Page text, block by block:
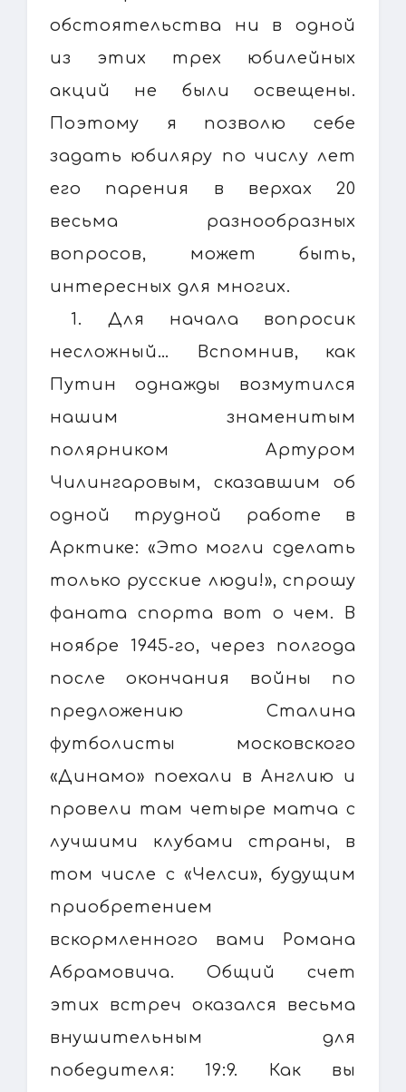
обстоятельства ни в одной
из этих трех юбилейных
акций не были освещены.
Поэтому я позволю себе
задать юбиляру по числу лет
его парения в верхах 20
весьма разнообразных
вопросов, может быть,
интересных для многих.
1. Для начала вопросик
несложный… Вспомнив, как
Путин однажды возмутился
нашим знаменитым
полярником Артуром
Чилингаровым, сказавшим об
одной трудной работе в
Арктике: «Это могли сделать
только русские люди!», спрошу
фаната спорта вот о чем. В
ноябре 1945‑го, через полгода
после окончания войны по
предложению Сталина
футболисты московского
«Динамо» поехали в Англию и
провели там четыре матча с
лучшими клубами страны, в
том числе с «Челси», будущим
приобретением
вскормленного вами Романа
Абрамовича. Общий счет
этих встреч оказался весьма
внушительным для
победителя: 19:9. Как вы